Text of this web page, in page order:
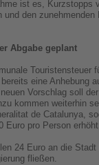
ist es, Kurzstopps
und den
Abgabe geplant
Touristensteuer
eine Anhebung
Vorschlag soll
kommen weiterhin
de Catalunya,
Euro pro Person
24 Euro an die
fließen.